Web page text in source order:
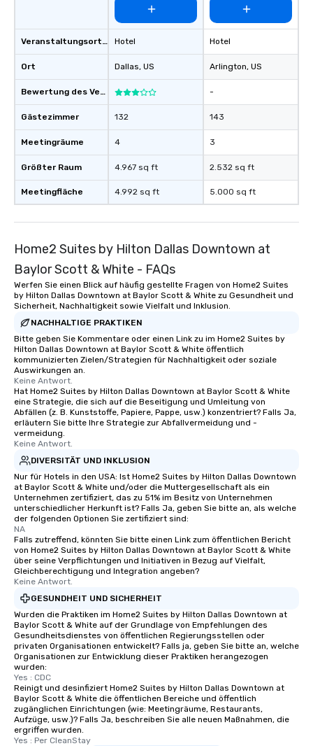
Veranstaltungsortstyp
Ort
Bewertung des Veranstaltungsortes
Gästezimmer
Meetingräume
Größter Raum
Meetingfläche
Hotel
Dallas, US
132
4
4.967 sq ft
4.992 sq ft
Hotel
Arlington, US
-
143
3
2.532 sq ft
5.000 sq ft
Home2 Suites by Hilton Dallas Downtown at
Baylor Scott & White - FAQs
Werfen Sie einen Blick auf häufig gestellte Fragen von Home2 Suites
by Hilton Dallas Downtown at Baylor Scott & White zu Gesundheit und
Sicherheit, Nachhaltigkeit sowie Vielfalt und Inklusion.
NACHHALTIGE PRAKTIKEN
Bitte geben Sie Kommentare oder einen Link zu im Home2 Suites by
Hilton Dallas Downtown at Baylor Scott & White öffentlich
kommunizierten Zielen/Strategien für Nachhaltigkeit oder soziale
Auswirkungen an.
Keine Antwort.
Hat Home2 Suites by Hilton Dallas Downtown at Baylor Scott & White
eine Strategie, die sich auf die Beseitigung und Umleitung von
Abfällen (z. B. Kunststoffe, Papiere, Pappe, usw.) konzentriert? Falls Ja,
erläutern Sie bitte Ihre Strategie zur Abfallvermeidung und -
vermeidung.
Keine Antwort.
DIVERSITÄT UND INKLUSION
Nur für Hotels in den USA: Ist Home2 Suites by Hilton Dallas Downtown
at Baylor Scott & White und/oder die Muttergesellschaft als ein
Unternehmen zertifiziert, das zu 51% im Besitz von Unternehmen
unterschiedlicher Herkunft ist? Falls Ja, geben Sie bitte an, als welche
der folgenden Optionen Sie zertifiziert sind:
NA
Falls zutreffend, könnten Sie bitte einen Link zum öffentlichen Bericht
von Home2 Suites by Hilton Dallas Downtown at Baylor Scott & White
über seine Verpflichtungen und Initiativen in Bezug auf Vielfalt,
Gleichberechtigung und Integration angeben?
Keine Antwort.
GESUNDHEIT UND SICHERHEIT
Wurden die Praktiken im Home2 Suites by Hilton Dallas Downtown at
Baylor Scott & White auf der Grundlage von Empfehlungen des
Gesundheitsdienstes von öffentlichen Regierungsstellen oder
privaten Organisationen entwickelt? Falls ja, geben Sie bitte an, welche
Organisationen zur Entwicklung dieser Praktiken herangezogen
wurden:
Yes : CDC
Reinigt und desinfiziert Home2 Suites by Hilton Dallas Downtown at
Baylor Scott & White die öffentlichen Bereiche und öffentlich
zugänglichen Einrichtungen (wie: Meetingräume, Restaurants,
Aufzüge, usw.)? Falls Ja, beschreiben Sie alle neuen Maßnahmen, die
ergriffen wurden.
Yes : Per CleanStay